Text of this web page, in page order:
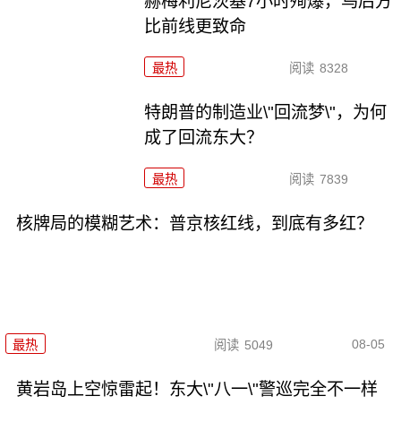
比前线更致命
最热 阅读 8328
特朗普的制造业\"回流梦\"，为何
成了回流东大？
最热 阅读 7839
核牌局的模糊艺术：普京核红线，到底有多红？
最热 阅读 5049 08-05
黄岩岛上空惊雷起！东大\"八一\"警巡完全不一样